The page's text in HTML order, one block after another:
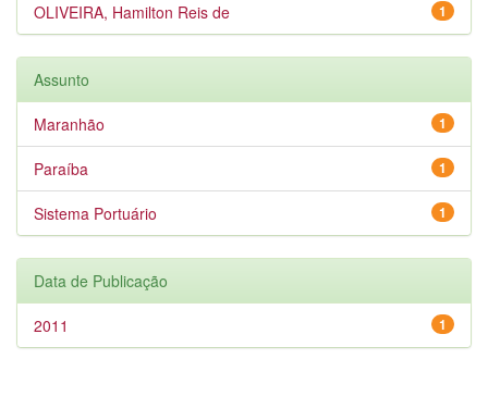
1
OLIVEIRA, Hamilton Reis de
Assunto
1
Maranhão
1
Paraíba
1
Sistema Portuário
Data de Publicação
1
2011